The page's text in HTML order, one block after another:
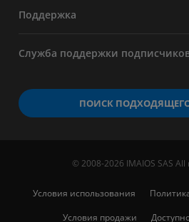
Поддержка
Служба поддержки
ПОИСК
© 2008-2026 IMAIOS SAS
Условия использования
Условия продажи